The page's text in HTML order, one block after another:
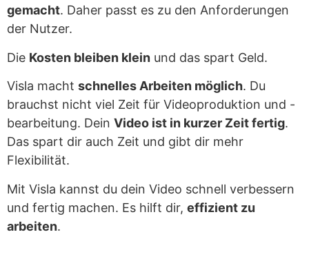
gemacht. Daher passt es zu den Anforderungen
der Nutzer.
Die Kosten bleiben klein und das spart Geld.
Visla macht schnelles Arbeiten möglich. Du
brauchst nicht viel Zeit für Videoproduktion und -
bearbeitung. Dein Video ist in kurzer Zeit fertig.
Das spart dir auch Zeit und gibt dir mehr
Flexibilität.
Mit Visla kannst du dein Video schnell verbessern
und fertig machen. Es hilft dir, effizient zu
arbeiten.